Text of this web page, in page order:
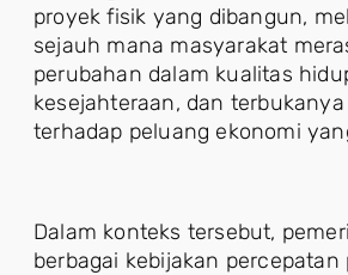
proyek fisik yang dibangun,
sejauh mana masyarakat
perubahan dalam kualitas
kesejahteraan, dan terbukanya
terhadap peluang ekonomi
Dalam konteks tersebut,
berbagai kebijakan